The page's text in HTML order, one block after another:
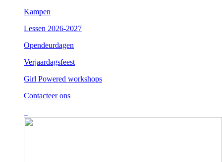
Kampen
Lessen 2026-2027
Opendeurdagen
Verjaardagsfeest
Girl Powered workshops
Contacteer ons